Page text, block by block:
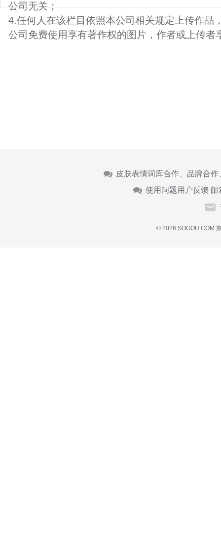
公司无关；
4.任何人在该栏目依照本公司相关规定上传作品
公司免费使用享有著作权的图片，作者或上传者
皮肤表情词库合作、品牌合
使用问题用户反馈 邮
© 2026 SOGOU.COM